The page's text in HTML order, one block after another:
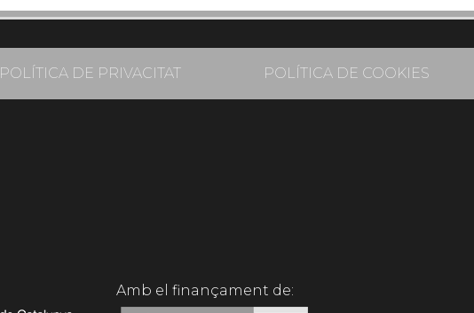
POLÍTICA DE PRIVACITAT POLÍTICA DE COOKIES
Amb el finançament de: